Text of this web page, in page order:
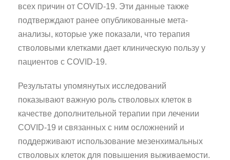
всех причин от COVID-19. Эти данные также
подтверждают ранее опубликованные мета-
анализы, которые уже показали, что терапия
стволовыми клетками дает клиническую пользу у
пациентов с COVID-19.
Результаты упомянутых исследований
показывают важную роль стволовых клеток в
качестве дополнительной терапии при лечении
COVID-19 и связанных с ним осложнений и
поддерживают использование мезенхимальных
стволовых клеток для повышения выживаемости.